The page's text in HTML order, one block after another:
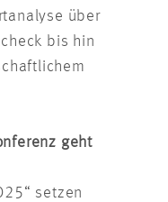
über
bis hin
geht
setzen